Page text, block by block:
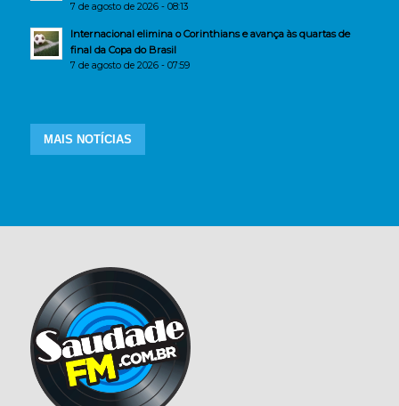
7 de agosto de 2026 - 08:13
Internacional elimina o Corinthians e avança às quartas de
final da Copa do Brasil
7 de agosto de 2026 - 07:59
MAIS NOTÍCIAS